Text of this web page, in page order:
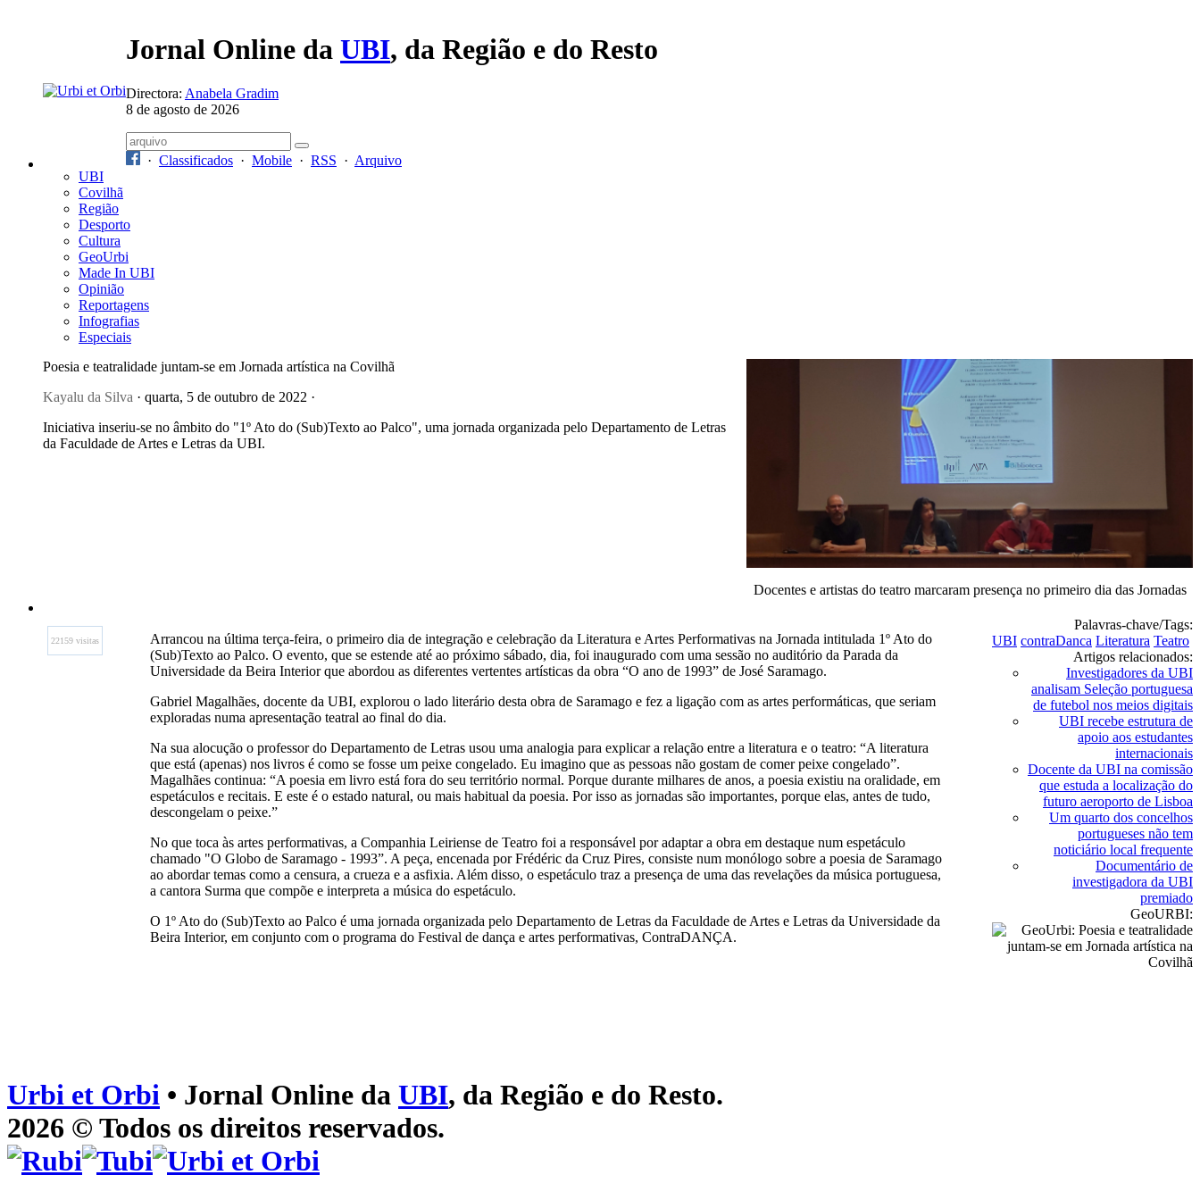
Jornal Online da UBI, da Região e do Resto
Directora: Anabela Gradim
8 de agosto de 2026
· Classificados · Mobile · RSS · Arquivo
UBI
Covilhã
Região
Desporto
Cultura
GeoUrbi
Made In UBI
Opinião
Reportagens
Infografias
Especiais
Poesia e teatralidade juntam-se em Jornada artística na Covilhã
Kayalu da Silva · quarta, 5 de outubro de 2022 ·
Iniciativa inseriu-se no âmbito do "1º Ato do (Sub)Texto ao Palco", uma jornada organizada pelo Departamento de Letras
da Faculdade de Artes e Letras da UBI.
Docentes e artistas do teatro marcaram presença no primeiro dia das Jornadas
22159 visitas
Arrancou na última terça-feira, o primeiro dia de integração e celebração da Literatura e Artes Performativas na Jornada intitulada 1º Ato do
(Sub)Texto ao Palco. O evento, que se estende até ao próximo sábado, dia, foi inaugurado com uma sessão no auditório da Parada da
Universidade da Beira Interior que abordou as diferentes vertentes artísticas da obra “O ano de 1993” de José Saramago.
Gabriel Magalhães, docente da UBI, explorou o lado literário desta obra de Saramago e fez a ligação com as artes performáticas, que seriam
exploradas numa apresentação teatral ao final do dia.
Na sua alocução o professor do Departamento de Letras usou uma analogia para explicar a relação entre a literatura e o teatro: “A literatura
que está (apenas) nos livros é como se fosse um peixe congelado. Eu imagino que as pessoas não gostam de comer peixe congelado”.
Magalhães continua: “A poesia em livro está fora do seu território normal. Porque durante milhares de anos, a poesia existiu na oralidade, em
espetáculos e recitais. E este é o estado natural, ou mais habitual da poesia. Por isso as jornadas são importantes, porque elas, antes de tudo,
descongelam o peixe.”
No que toca às artes performativas, a Companhia Leiriense de Teatro foi a responsável por adaptar a obra em destaque num espetáculo
chamado "O Globo de Saramago - 1993”. A peça, encenada por Frédéric da Cruz Pires, consiste num monólogo sobre a poesia de Saramago
ao abordar temas como a censura, a crueza e a asfixia. Além disso, o espetáculo traz a presença de uma das revelações da música portuguesa,
a cantora Surma que compõe e interpreta a música do espetáculo.
O 1º Ato do (Sub)Texto ao Palco é uma jornada organizada pelo Departamento de Letras da Faculdade de Artes e Letras da Universidade da
Beira Interior, em conjunto com o programa do Festival de dança e artes performativas, ContraDANÇA.
Palavras-chave/Tags:
UBI contraDanca Literatura Teatro
Artigos relacionados:
Investigadores da UBI
analisam Seleção portuguesa
de futebol nos meios digitais
UBI recebe estrutura de
apoio aos estudantes
internacionais
Docente da UBI na comissão
que estuda a localização do
futuro aeroporto de Lisboa
Um quarto dos concelhos
portugueses não tem
noticiário local frequente
Documentário de
investigadora da UBI
premiado
GeoURBI:
Urbi et Orbi • Jornal Online da UBI, da Região e do Resto.
2026 © Todos os direitos reservados.